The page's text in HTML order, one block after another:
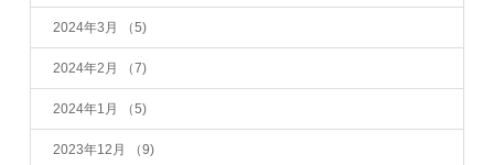
2024年3月 （5)
2024年2月 （7)
2024年1月 （5)
2023年12月 （9)